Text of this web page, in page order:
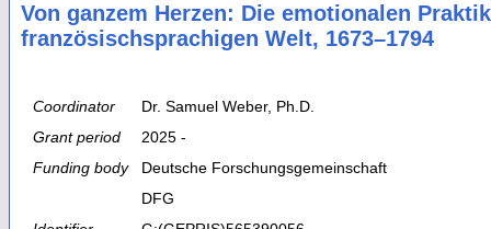
Von ganzem Herzen: Die emotionalen
französischsprachigen Welt, 1673–1794
Coordinator
Dr. Samuel Weber, Ph.D.
Grant period
2025 -
Funding body
Deutsche Forschungsgemeinschaft
DFG